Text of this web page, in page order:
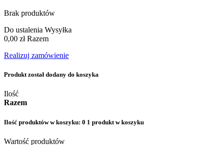
Brak produktów
Do ustalenia Wysyłka
0,00 zł Razem
Realizuj zamówienie
Produkt został dodany do koszyka
Ilość
Razem
Ilość produktów w koszyku: 0 1 produkt w koszyku
Wartość produktów